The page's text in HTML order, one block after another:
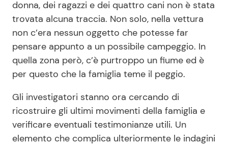
donna, dei ragazzi e dei quattro cani non è stata
trovata alcuna traccia. Non solo, nella vettura
non c’era nessun oggetto che potesse far
pensare appunto a un possibile campeggio. In
quella zona però, c’è purtroppo un fiume ed è
per questo che la famiglia teme il peggio.
Gli investigatori stanno ora cercando di
ricostruire gli ultimi movimenti della famiglia e
verificare eventuali testimonianze utili. Un
elemento che complica ulteriormente le indagini